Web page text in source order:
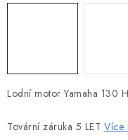
KAJAKY, KÁNOE A
VODNÍ SKŮTRY
Lodní motor Yamaha 130
Tovární záruka 5 LET Více